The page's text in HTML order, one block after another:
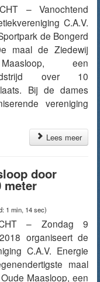
– Vanochtend
C.A.V.
de Bongerd
maal de Ziedewij
een
over 10
Bij de dames
vereniging
Lees meer
door
meter
1 min, 14 sec)
– Zondag 9
organiseert de
C.A.V. Energie
maal
Maasloop, een